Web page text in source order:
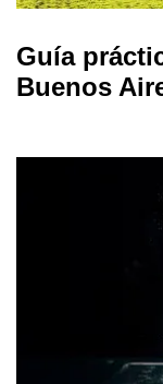
Guía
Buenos